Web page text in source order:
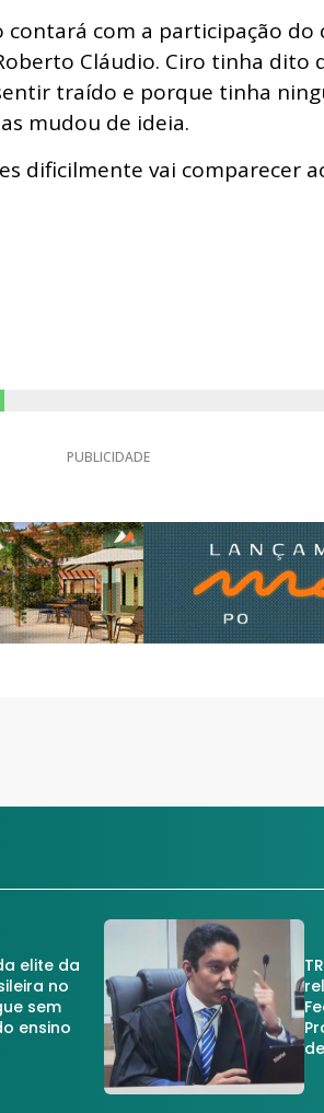
contará com a participação do
Cláudio. Ciro tinha dito
traído e porque tinha
mudou de ideia.
dificilmente vai comparecer
PUBLICIDADE
elite da
no
sem
ensino